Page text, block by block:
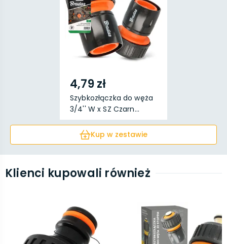
4,79 zł
Szybkozłączka do węża
3/4'' W x SZ Czarn...
Kup w zestawie
Klienci kupowali również